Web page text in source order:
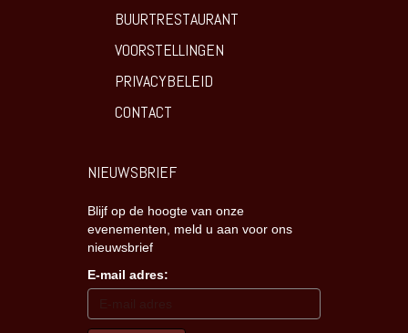
BUURTRESTAURANT
VOORSTELLINGEN
PRIVACYBELEID
CONTACT
NIEUWSBRIEF
Blijf op de hoogte van onze
evenementen, meld u aan voor ons
nieuwsbrief
E-mail adres: